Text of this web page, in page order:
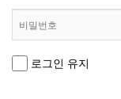
로그인 유지